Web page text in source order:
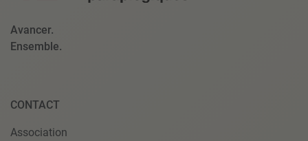
Avancer.
Ensemble.
CONTACT
Association